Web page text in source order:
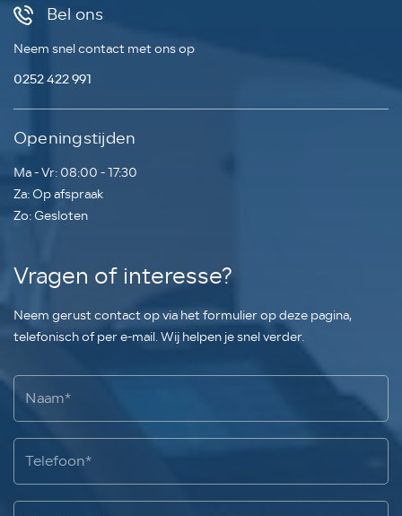
Bel ons
Neem snel contact met ons op
0252 422 991
Openingstijden
Ma - Vr: 08:00 - 17:30
Za: Op afspraak
Zo: Gesloten
Vragen of interesse?
Neem gerust contact op via het formulier op deze pagina,
telefonisch of per e-mail. Wij helpen je snel verder.